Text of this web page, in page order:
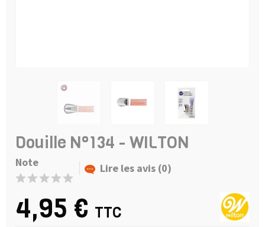
Douille N°134 - WILTON
Note Lire les avis (0)
4,95 € TTC